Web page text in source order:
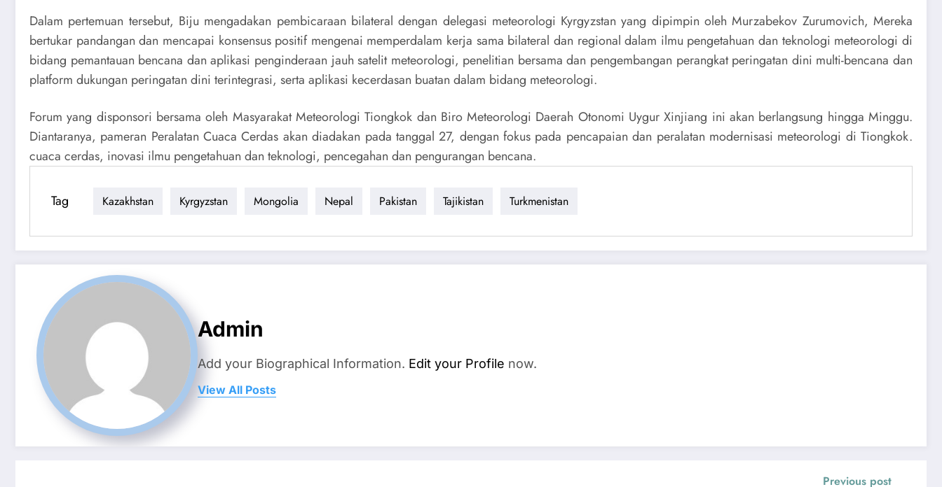
Dalam pertemuan tersebut, Biju mengadakan pembicaraan bilateral dengan delegasi meteorologi Kyrgyzstan yang dipimpin oleh Murzabekov Zurumovich, Mereka
bertukar pandangan dan mencapai konsensus positif mengenai memperdalam kerja sama bilateral dan regional dalam ilmu pengetahuan dan teknologi meteorologi di
bidang pemantauan bencana dan aplikasi penginderaan jauh satelit meteorologi, penelitian bersama dan pengembangan perangkat peringatan dini multi-bencana dan
platform dukungan peringatan dini terintegrasi, serta aplikasi kecerdasan buatan dalam bidang meteorologi.
Forum yang disponsori bersama oleh Masyarakat Meteorologi Tiongkok dan Biro Meteorologi Daerah Otonomi Uygur Xinjiang ini akan berlangsung hingga Minggu.
Diantaranya, pameran Peralatan Cuaca Cerdas akan diadakan pada tanggal 27, dengan fokus pada pencapaian dan peralatan modernisasi meteorologi di Tiongkok.
cuaca cerdas, inovasi ilmu pengetahuan dan teknologi, pencegahan dan pengurangan bencana.
Tag Kazakhstan Kyrgyzstan Mongolia Nepal Pakistan Tajikistan Turkmenistan
Admin
Add your Biographical Information. Edit your Profile now.
View All Posts
Previous post